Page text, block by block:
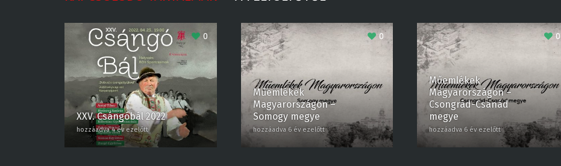
0
XXV. Csángóbál 2022
hozzáadva 4 év ezelőtt
0
Műemlékek
Magyarországon –
Somogy megye
hozzáadva 6 év ezelőtt
0
Műemlékek
Magyarországon –
Csongrád-Csanád
megye
hozzáadva 6 év ezelőtt